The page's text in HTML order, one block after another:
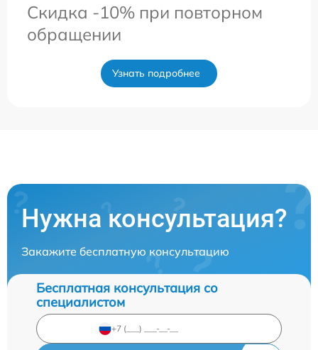
Скидка -10% при повторном
обращении
Узнать подробнее
Нужна консультация?
Закажите бесплатную консультацию
Бесплатная консультация со
специалистом